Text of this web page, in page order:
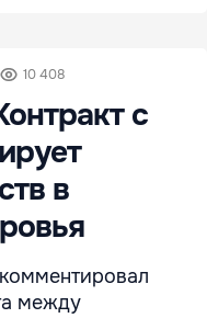
10 408
с
в
между